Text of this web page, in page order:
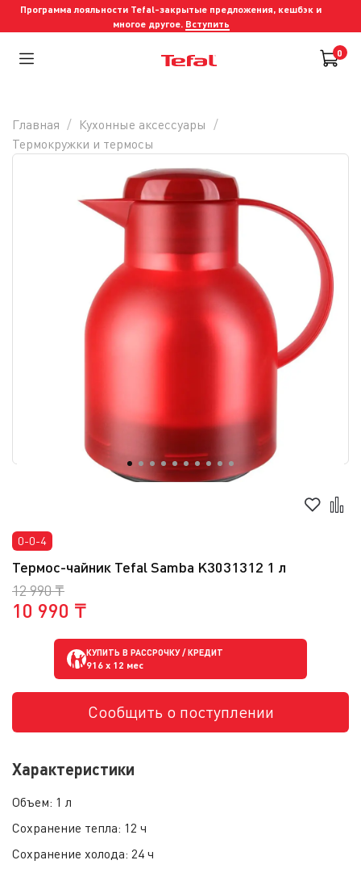
Программа лояльности Tefal-закрытые предложения, кешбэк и
многое другое. Вступить
0
0-0-4
Термос-чайник Tefal Samba K3031312 1 л
12 990 ₸
10 990 ₸
КУПИТЬ В РАССРОЧКУ / КРЕДИТ
916 x 12 мес
Сообщить о поступлении
Характеристики
Объем: 1 л
Сохранение тепла: 12 ч
Сохранение холода: 24 ч
Главная
Кухонные аксессуары
Термокружки и термосы